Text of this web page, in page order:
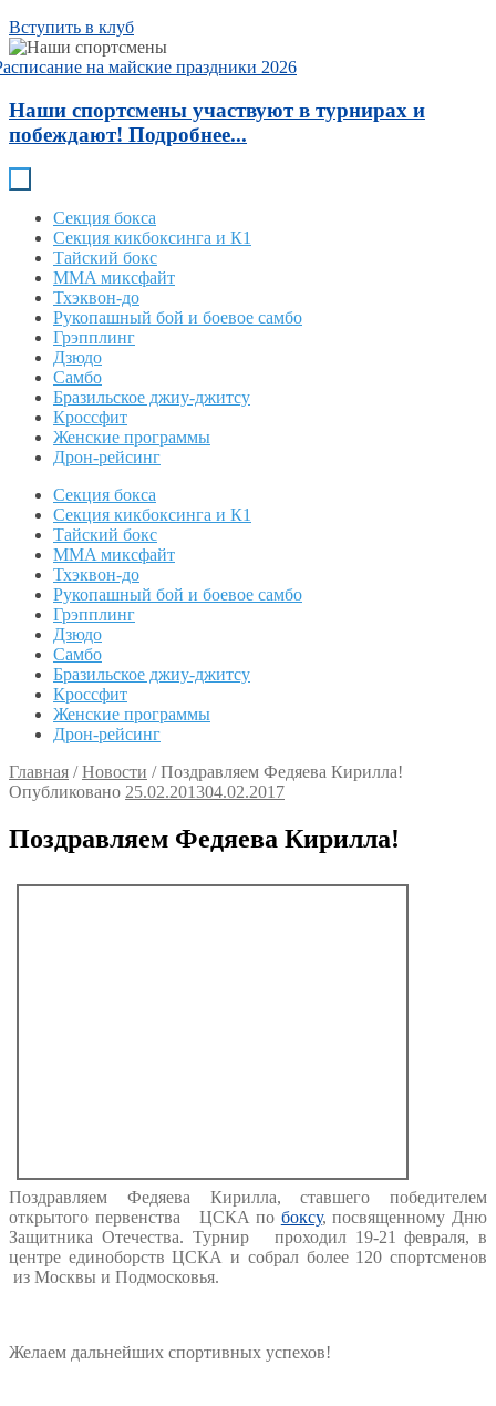
Вступить в клуб
на майские праздники 2026
Наши спортсмены участвуют в турнирах и
побеждают! Подробнее...
Секция бокса
Секция кикбоксинга и К1
Тайский бокс
MMA миксфайт
Тхэквон-до
Рукопашный бой и боевое самбо
Грэпплинг
Дзюдо
Самбо
Бразильское джиу-джитсу
Кроссфит
Женские программы
Дрон-рейсинг
Секция бокса
Секция кикбоксинга и К1
Тайский бокс
MMA миксфайт
Тхэквон-до
Рукопашный бой и боевое самбо
Грэпплинг
Дзюдо
Самбо
Бразильское джиу-джитсу
Кроссфит
Женские программы
Дрон-рейсинг
Главная /Новости /Поздравляем Федяева Кирилла!
Опубликовано 25.02.201304.02.2017
Поздравляем Федяева Кирилла!
Поздравляем Федяева Кирилла, ставшего победителем
открытого первенства ЦСКА по боксу, посвященному Дню
Защитника Отечества. Турнир проходил 19-21 февраля, в
центре единоборств ЦСКА и собрал более 120 спортсменов
из Москвы и Подмосковья.
Желаем дальнейших спортивных успехов!